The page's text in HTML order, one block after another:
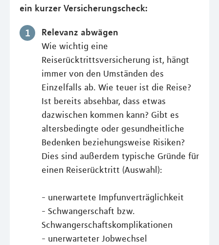
ein kurzer Versicherungscheck:
Relevanz abwägen
Wie wichtig eine
Reiserücktrittsversicherung ist, hängt
immer von den Umständen des
Einzelfalls ab. Wie teuer ist die Reise?
Ist bereits absehbar, dass etwas
dazwischen kommen kann? Gibt es
altersbedingte oder gesundheitliche
Bedenken beziehungsweise Risiken?
Dies sind außerdem typische Gründe für
einen Reiserücktritt (Auswahl):
- unerwartete Impfunverträglichkeit
- Schwangerschaft bzw.
Schwangerschaftskomplikationen
- unerwarteter Jobwechsel